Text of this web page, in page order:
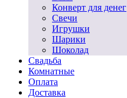
Конверт для денег
Свечи
Игрушки
Шарики
Шоколад
Свадьба
Комнатные
Оплата
Доставка